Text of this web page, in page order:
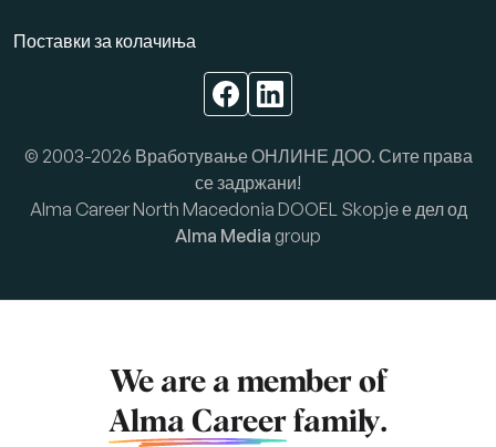
Поставки за колачиња
© 2003-2026 Вработување ОНЛИНЕ ДОО. Сите права
се задржани!
Alma Career North Macedonia DOOEL Skopje е дел од
Alma Media group
We are a member of
Alma Career family.